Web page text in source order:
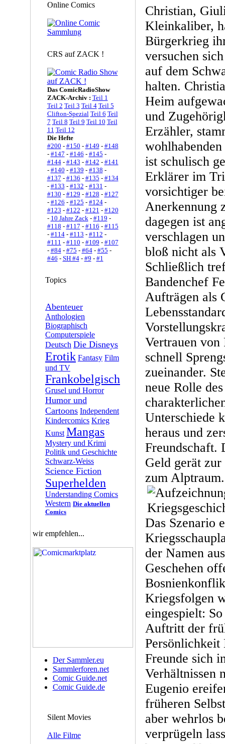
Online Comics
CRS auf ZACK !
Das ComicRadioShow
ZACK-Archiv : Teil 1
Teil 2 Teil 3 Teil 4 Teil 5
Clifton-Spezial Teil 6 Teil
7 Teil 8 Teil 9 Teil 10 Teil
11 Teil 12
Die Hefte
#200 - #150 - #149 - #148
- #147 - #146 - #145 -
#144- #143 - #142 - #141
- #140 - #139 - #138 -
#137 - #136 - #135 - #134
- #133 - #132 - #131 -
#130 - #129 - #128 - #127
- #126 - #125 - #124-
#123 - #122 - #121 - #120
- 10 Jahre Zack- #119 -
#118 - #117 - #116 - #115
- #114- #113 - #112 -
#111 - #110 - #109 - #107
- #84- #75 - #64- #55 -
#46 - SH #4- #9 - #1
Topics
Abenteuer
Anthologien
Biographisch
Computerspiele
Deutsch Die Disneys
Erotik Fantasy Film
und TV
Frankobelgisch
Grusel und Horror
Humor und
Cartoons Independent
Kindercomics Krieg
Kunst Mangas
Mystery und Krimi
Politik und Geschichte
Schwarz-Weiss
Science Fiction
Superhelden
Understanding Comics
Western Die aktuellen
Comics
wir empfehlen...
Der Sammler.eu
Sammlerforen.net
Comic Guide.net
Comic Guide.de
Silent Movies
Alle Filme
Christian,
Kleinkaliber,
Bürgerkrieg
versuchen
auf dem
halten.
Heim
und
Erzähler,
ist schulisch
Erklärer im
vorsichtiger
Anerkennung
dagegen ist
verschlagen
bloß nicht als
Schließlich
Bandenchef
Aufträgen als
Vertrauen von
schnell
zueinander.
neue Rolle
Unterschiede
heraus und
Freundschaft.
Geld gerät
zum Alptraum.
Das Szenario
der Namen
Geschehen
Kriegsfolgen
eingespielt:
Auftritt der
Persönlichkeit
Freunde sich
Verhältnissen
Eugenio
früheren
aber wehrlos
verprügeln